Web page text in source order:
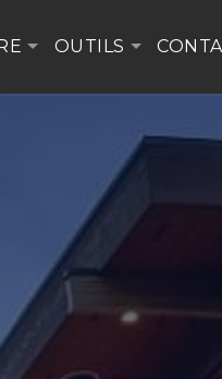
OUTILS